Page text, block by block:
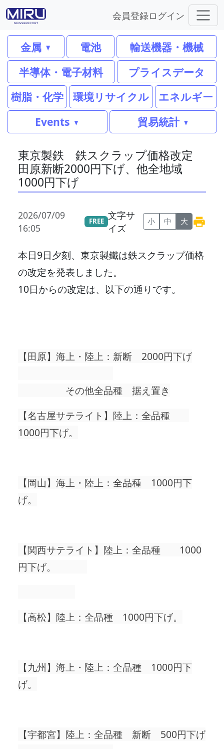
会員登録ログイン
金属 電池
輸送機器・機械
半導体・電子材料
プライスデータ
樹脂・化学
環境リサイクル
エネルギー
Events
貿易統計
東京製鉄 鉄スクラップ価格改定
田原新断2000円下げ、他全地域
1000円下げ
2026/07/09
16:05
FREE
文字サ
イズ
小 中 大
本日9日夕刻、東京製鐵は鉄スクラップ価格
の改定を発表しました。
10日からの改定は、以下の通りです。
【田原】海上・陸上：新断 2000円下げ
その他全品種 据え置き
【名古屋サテライト】陸上：全品種
1000円下げ。
【岡山】海上・陸上：全品種 1000円下
げ。
【関西サテライト】陸上：全品種 1000
円下げ。
【高松】陸上：全品種 1000円下げ。
【九州】海上・陸上：全品種 1000円下
げ。
【宇都宮】陸上：全品種 新断 500円下げ